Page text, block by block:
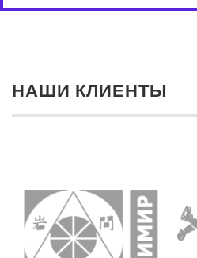
НАШИ КЛИЕНТЫ